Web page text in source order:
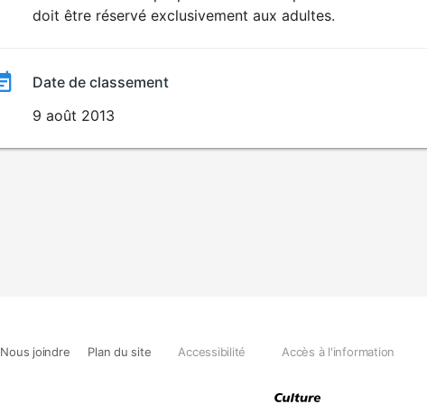
EXPLICITE
doit être réservé exclusivement aux adultes.
Date de classement
9 août 2013
Nous joindre Plan du site Accessibilité Accès à l'information